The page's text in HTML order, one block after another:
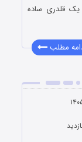
یک قلدری ساده
مطلب